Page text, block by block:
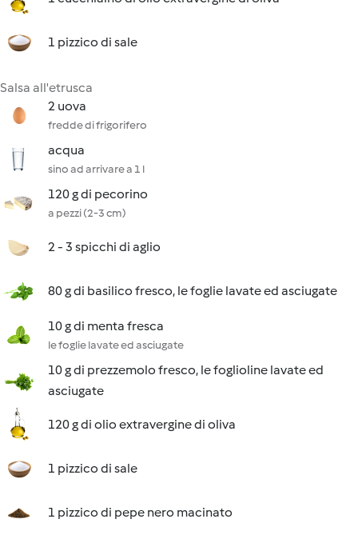
1 pizzico di sale
Salsa all'etrusca
2 uova
fredde di frigorifero
acqua
sino ad arrivare a 1 l
120 g di pecorino
a pezzi (2-3 cm)
2 - 3 spicchi di aglio
80 g di basilico fresco, le foglie lavate ed asciugate
10 g di menta fresca
le foglie lavate ed asciugate
10 g di prezzemolo fresco, le foglioline lavate ed
asciugate
120 g di olio extravergine di oliva
1 pizzico di sale
1 pizzico di pepe nero macinato